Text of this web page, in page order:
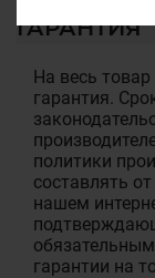
ГАРАНТИЯ
На весь
гарантия.
политики
составлять
нашем
гарантии на